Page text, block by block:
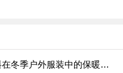
英杰：压花摇粒绒三层复合面料在冬季户外服装中的保暖性能优化研究